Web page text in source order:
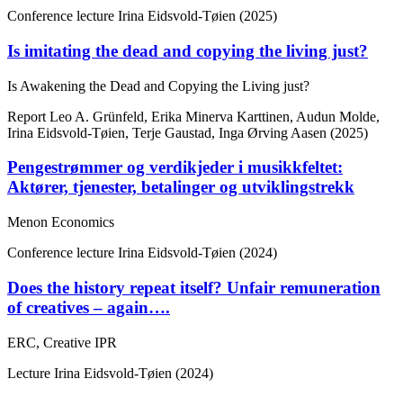
Conference lecture Irina Eidsvold-Tøien (2025)
Is imitating the dead and copying the living just?
Is Awakening the Dead and Copying the Living just?
Report Leo A. Grünfeld, Erika Minerva Karttinen, Audun Molde,
Irina Eidsvold-Tøien, Terje Gaustad, Inga Ørving Aasen (2025)
Pengestrømmer og verdikjeder i musikkfeltet:
Aktører, tjenester, betalinger og utviklingstrekk
Menon Economics
Conference lecture Irina Eidsvold-Tøien (2024)
Does the history repeat itself? Unfair remuneration
of creatives – again….
ERC, Creative IPR
Lecture Irina Eidsvold-Tøien (2024)